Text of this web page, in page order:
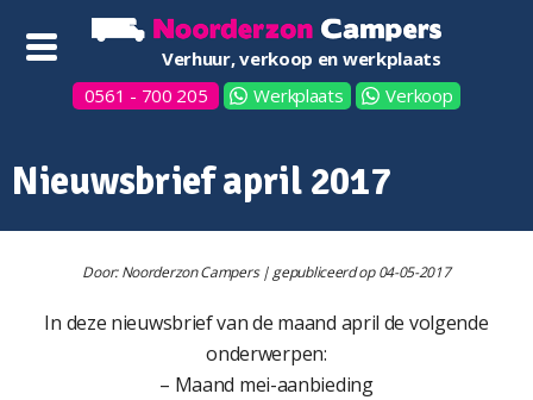
Verhuur, verkoop en werkplaats
0561 - 700 205
Werkplaats Verkoop
Nieuwsbrief april 2017
Door: Noorderzon Campers | gepubliceerd op 04-05-2017
In deze nieuwsbrief van de maand april de volgende
onderwerpen:
– Maand mei-aanbieding